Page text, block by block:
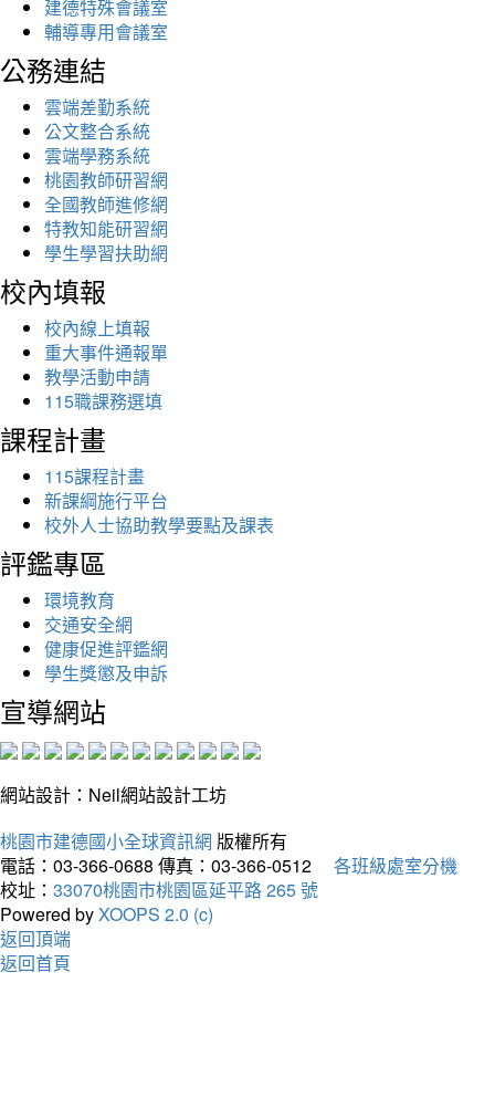
建德特殊會議室
輔導專用會議室
公務連結
雲端差勤系統
公文整合系統
雲端學務系統
桃園教師研習網
全國教師進修網
特教知能研習網
學生學習扶助網
校內填報
校內線上填報
重大事件通報單
教學活動申請
115職課務選填
課程計畫
115課程計畫
新課綱施行平台
校外人士協助教學要點及課表
評鑑專區
環境教育
交通安全網
健康促進評鑑網
學生獎懲及申訴
宣導網站
網站設計：Neil網站設計工坊
桃園市建德國小全球資訊網 版權所有
電話：03-366-0688 傳真：03-366-0512
各班級處室分機
校址： 33070桃園市桃園區延平路 265 號
Powered byXOOPS 2.0 (c)
返回頂端
返回首頁